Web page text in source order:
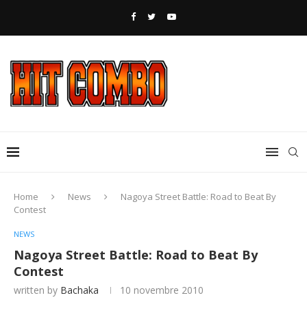
Home News
Nagoya Street Battle: Road to Beat By
Contest
NEWS
Nagoya Street Battle: Road to Beat By
Contest
written by Bachaka 10 novembre 2010